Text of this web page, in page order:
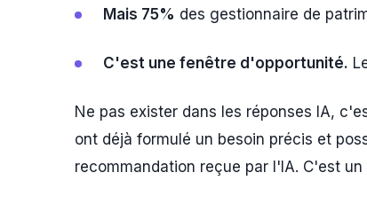
Mais 75% des gestionnaire de
C'est une fenêtre d'opportunité.
Ne pas exister dans les réponses IA,
ont déjà formulé un besoin précis et
recommandation reçue par l'IA. C'est